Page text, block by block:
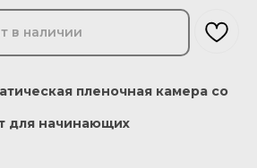
в наличии
пленочная камера со
для начинающих